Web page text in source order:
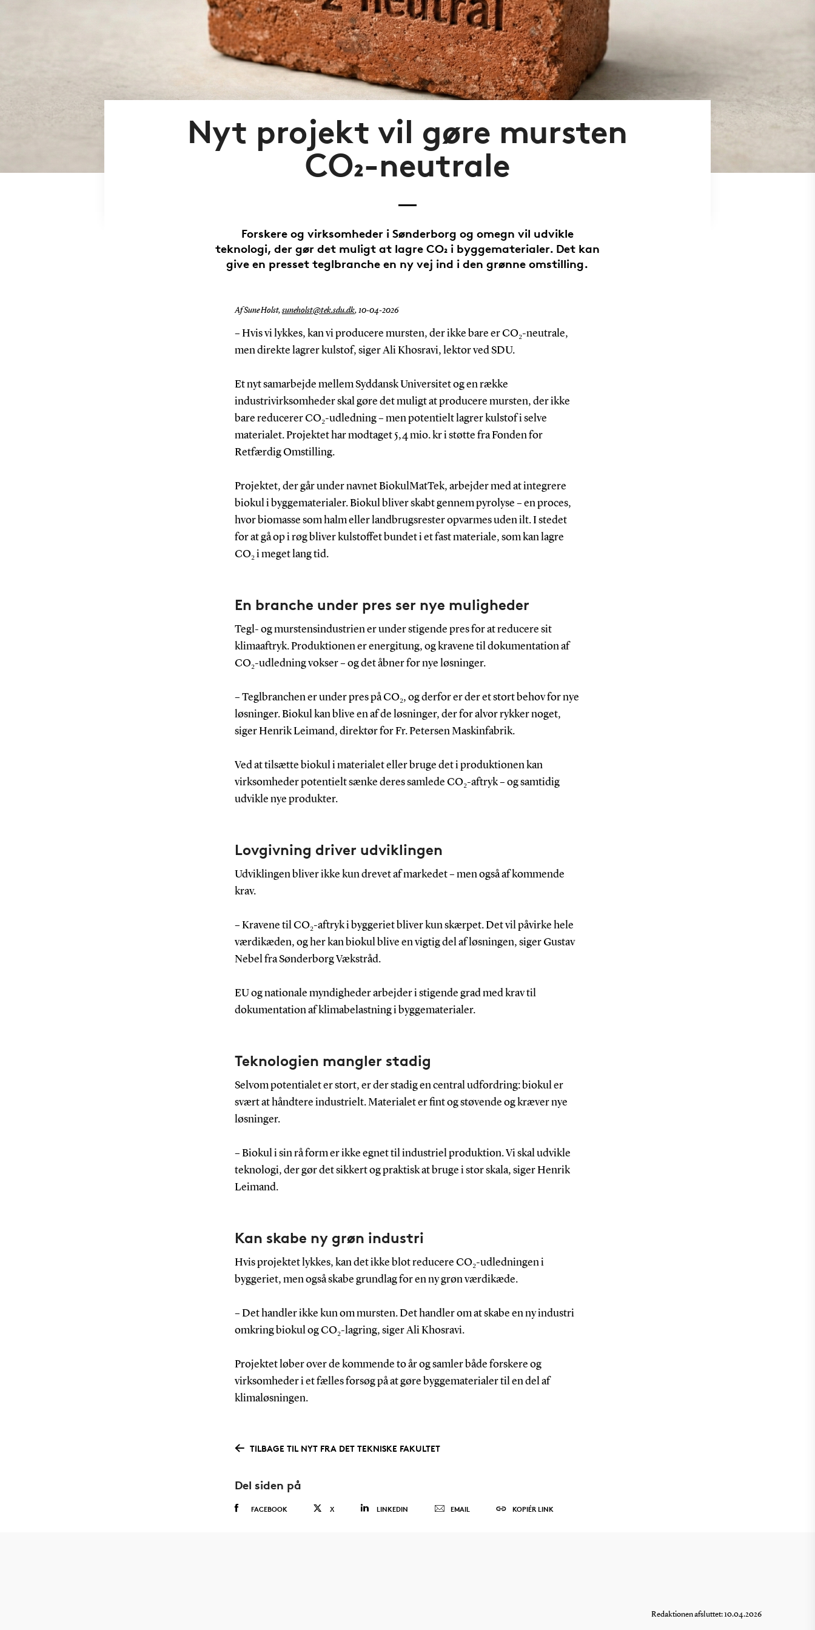
Nyt projekt vil gøre mursten
CO₂-neutrale
Forskere og virksomheder i Sønderborg og omegn vil udvikle
teknologi, der gør det muligt at lagre CO₂ i byggematerialer. Det kan
give en presset teglbranche en ny vej ind i den grønne omstilling.
Af Sune Holst, suneholst@tek.sdu.dk, 10-04-2026
– Hvis vi lykkes, kan vi producere mursten, der ikke bare er CO₂-neutrale,
men direkte lagrer kulstof, siger Ali Khosravi, lektor ved SDU.
Et nyt samarbejde mellem Syddansk Universitet og en række
industrivirksomheder skal gøre det muligt at producere mursten, der ikke
bare reducerer CO₂-udledning – men potentielt lagrer kulstof i selve
materialet. Projektet har modtaget 5,4 mio. kr i støtte fra Fonden for
Retfærdig Omstilling.
Projektet, der går under navnet BiokulMatTek, arbejder med at integrere
biokul i byggematerialer. Biokul bliver skabt gennem pyrolyse – en proces,
hvor biomasse som halm eller landbrugsrester opvarmes uden ilt. I stedet
for at gå op i røg bliver kulstoffet bundet i et fast materiale, som kan lagre
CO₂ i meget lang tid.
En branche under pres ser nye muligheder
Tegl- og murstensindustrien er under stigende pres for at reducere sit
klimaaftryk. Produktionen er energitung, og kravene til dokumentation af
CO₂-udledning vokser – og det åbner for nye løsninger.
– Teglbranchen er under pres på CO₂, og derfor er der et stort behov for nye
løsninger. Biokul kan blive en af de løsninger, der for alvor rykker noget,
siger Henrik Leimand, direktør for Fr. Petersen Maskinfabrik.
Ved at tilsætte biokul i materialet eller bruge det i produktionen kan
virksomheder potentielt sænke deres samlede CO₂-aftryk – og samtidig
udvikle nye produkter.
Lovgivning driver udviklingen
Udviklingen bliver ikke kun drevet af markedet – men også af kommende
krav.
– Kravene til CO₂-aftryk i byggeriet bliver kun skærpet. Det vil påvirke hele
værdikæden, og her kan biokul blive en vigtig del af løsningen, siger Gustav
Nebel fra Sønderborg Vækstråd.
EU og nationale myndigheder arbejder i stigende grad med krav til
dokumentation af klimabelastning i byggematerialer.
Teknologien mangler stadig
Selvom potentialet er stort, er der stadig en central udfordring: biokul er
svært at håndtere industrielt. Materialet er fint og støvende og kræver nye
løsninger.
– Biokul i sin rå form er ikke egnet til industriel produktion. Vi skal udvikle
teknologi, der gør det sikkert og praktisk at bruge i stor skala, siger Henrik
Leimand.
Kan skabe ny grøn industri
Hvis projektet lykkes, kan det ikke blot reducere CO₂-udledningen i
byggeriet, men også skabe grundlag for en ny grøn værdikæde.
– Det handler ikke kun om mursten. Det handler om at skabe en ny industri
omkring biokul og CO₂-lagring, siger Ali Khosravi.
Projektet løber over de kommende to år og samler både forskere og
virksomheder i et fælles forsøg på at gøre byggematerialer til en del af
klimaløsningen.
TILBAGE TIL NYT FRA DET TEKNISKE FAKULTET
Del siden på
FACEBOOK X LINKEDIN EMAIL KOPIÉR LINK
Redaktionen afsluttet: 10.04.2026